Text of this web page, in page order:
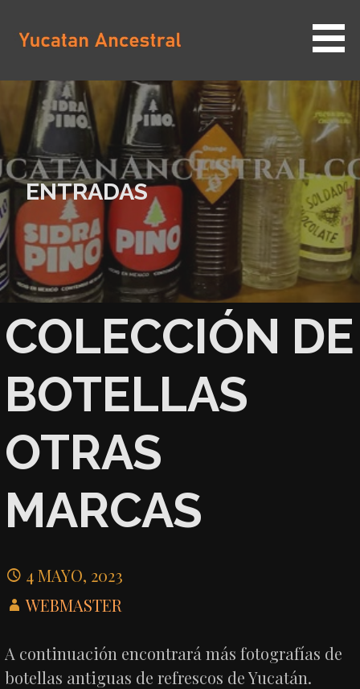
contenido
YUCATAN ANCESTRAL
ENTRADAS
COLECCIÓN DE
BOTELLAS
OTRAS
MARCAS
4 MAYO, 2023
WEBMASTER
A continuación encontrará más fotografías de
botellas antiguas de refrescos de Yucatán.